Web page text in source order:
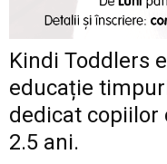
Kindi Toddlers
educație
dedicat copiilor
2.5 ani.